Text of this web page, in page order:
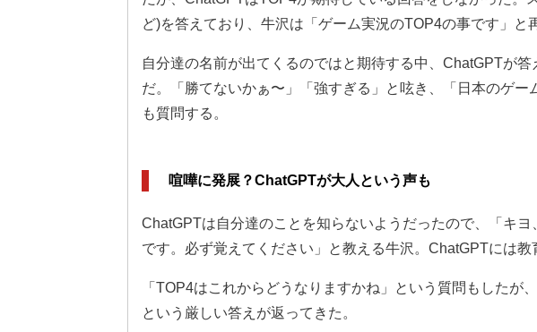
ど)を答えており、牛沢は「ゲーム実況のTOP4の事です」と
自分達の名前が出てくるのではと期待する中、ChatGPTが
だ。「勝てないかぁ〜」「強すぎる」と呟き、「日本のゲー
も質問する。
喧嘩に発展？ChatGPTが大人という声も
ChatGPTは自分達のことを知らないようだったので、「キ
です。必ず覚えてください」と教える牛沢。ChatGPTには教
「TOP4はこれからどうなりますかね」という質問もしたが
という厳しい答えが返ってきた。